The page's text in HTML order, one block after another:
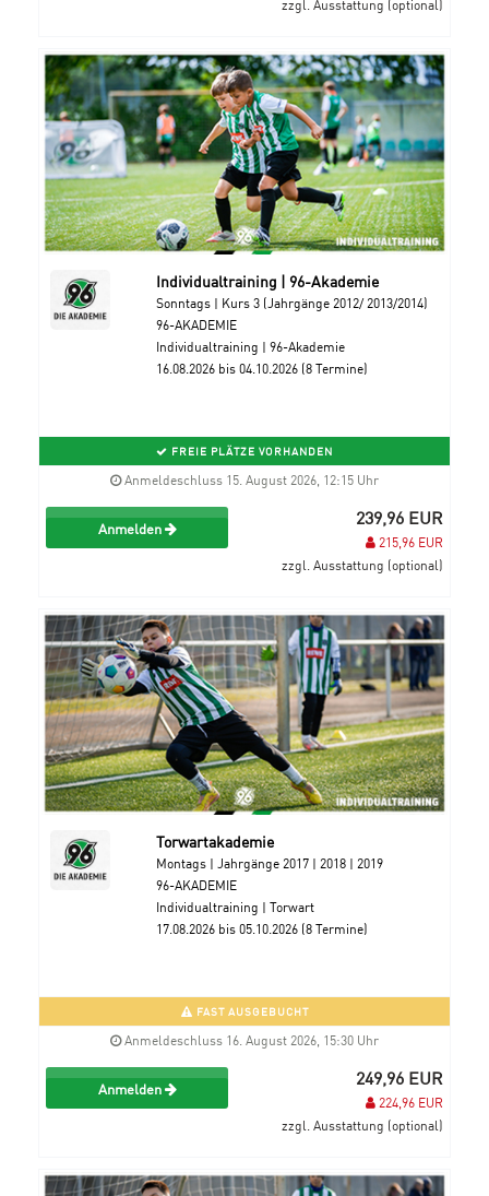
zzgl. Ausstattung (optional)
Individualtraining | 96-Akademie
Sonntags | Kurs 3 (Jahrgänge 2012/ 2013/2014)
96-AKADEMIE
Individualtraining | 96-Akademie
16.08.2026 bis 04.10.2026 (8 Termine)
FREIE PLÄTZE VORHANDEN
Anmeldeschluss 15. August 2026, 12:15 Uhr
Anmelden 239,96 EUR
215,96 EUR
zzgl. Ausstattung (optional)
Torwartakademie
Montags | Jahrgänge 2017 | 2018 | 2019
96-AKADEMIE
Individualtraining | Torwart
17.08.2026 bis 05.10.2026 (8 Termine)
FAST AUSGEBUCHT
Anmeldeschluss 16. August 2026, 15:30 Uhr
Anmelden 249,96 EUR
224,96 EUR
zzgl. Ausstattung (optional)